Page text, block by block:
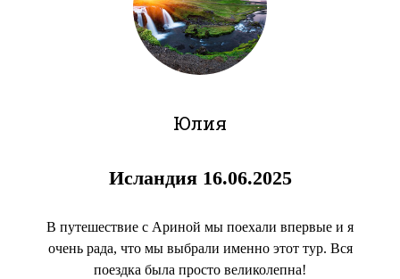
Юлия
Исландия 16.06.2025
В путешествие с Ариной мы поехали впервые и я
очень рада, что мы выбрали именно этот тур. Вся
поездка была просто великолепна!